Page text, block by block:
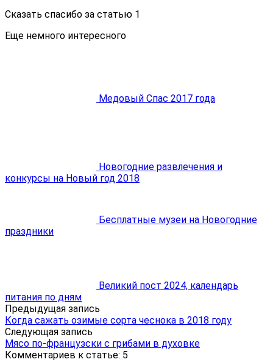
Сказать спасибо за статью 1
Еще немного интересного
Медовый Спас 2017 года
Новогодние развлечения и
конкурсы на Новый год 2018
Бесплатные музеи на Новогодние
праздники
Великий пост 2024, календарь
питания по дням
Предыдущая запись
Когда сажать озимые сорта чеснока в 2018 году
Следующая запись
Мясо по-французски с грибами в духовке
Комментариев к статье: 5